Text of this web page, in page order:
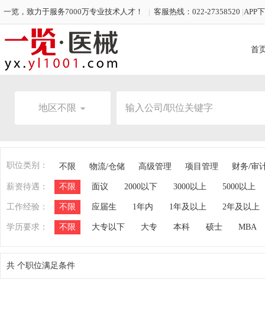
一览，致力于服务7000万专业技术人才！ | 客服热线：022-27358520 |APP
首
地区不限
职位类别： 不限 物流/仓储 高级管理 项目管理 财务/审
薪资待遇： 不限 面议 2000以下 3000以上 5000以上
工作经验： 不限 应届生 1年内 1年及以上 2年及以上
学历要求： 不限 大专以下 大专 本科 硕士 MBA
共 个职位满足条件